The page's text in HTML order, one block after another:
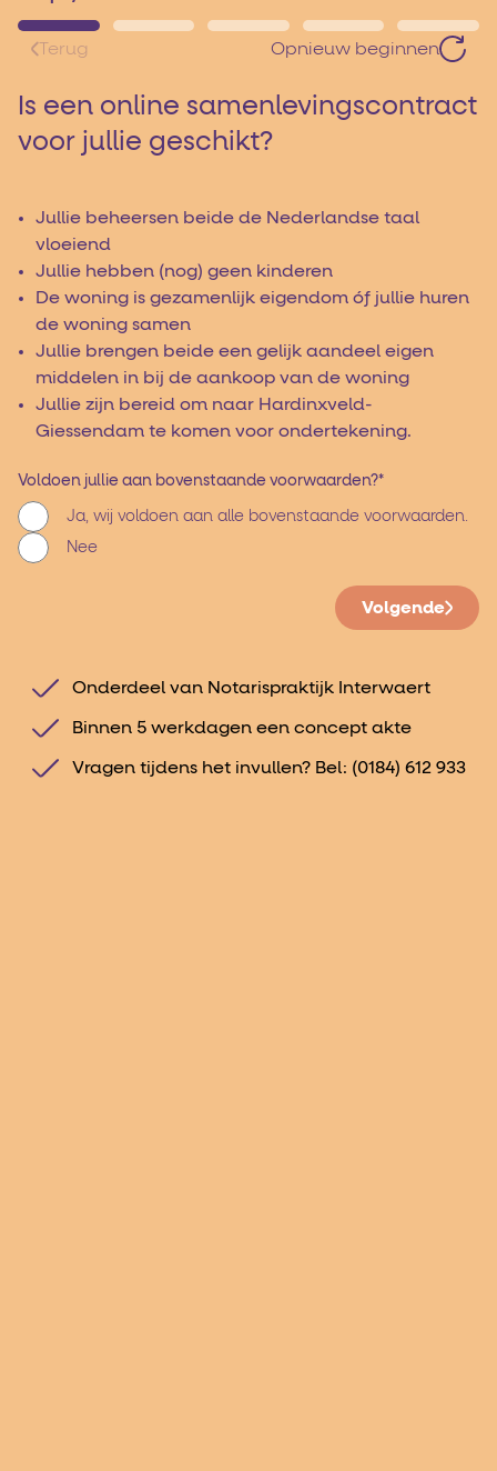
Terug Opnieuw beginnen
Is een online samenlevingscontract
voor jullie geschikt?
Jullie beheersen beide de Nederlandse taal
vloeiend
Jullie hebben (nog) geen kinderen
De woning is gezamenlijk eigendom óf jullie huren
de woning samen
Jullie brengen beide een gelijk aandeel eigen
middelen in bij de aankoop van de woning
Jullie zijn bereid om naar Hardinxveld-
Giessendam te komen voor ondertekening.
Voldoen jullie aan bovenstaande voorwaarden?*
Ja, wij voldoen aan alle bovenstaande voorwaarden.
Nee
Volgende
Onderdeel van Notarispraktijk Interwaert
Binnen 5 werkdagen een concept akte
Vragen tijdens het invullen? Bel: (0184) 612 933